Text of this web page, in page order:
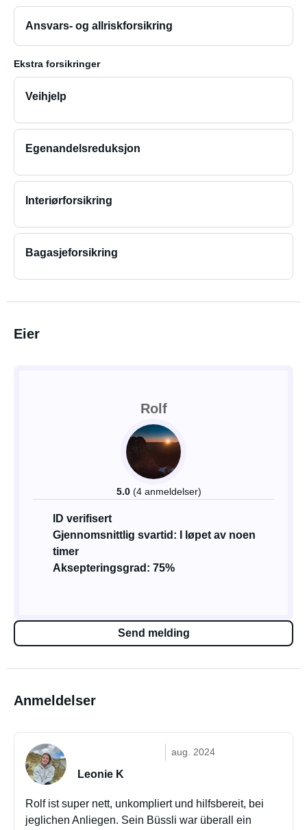
Ansvars- og allriskforsikring
Ekstra forsikringer
Veihjelp
Egenandelsreduksjon
Interiørforsikring
Bagasjeforsikring
Eier
Rolf
5.0 (4 anmeldelser)
ID verifisert
Gjennomsnittlig svartid: I løpet av noen
timer
Aksepteringsgrad: 75%
Send melding
Anmeldelser
aug. 2024
Leonie K
Rolf ist super nett, unkompliert und hilfsbereit, bei
jeglichen Anliegen. Sein Büssli war überall ein